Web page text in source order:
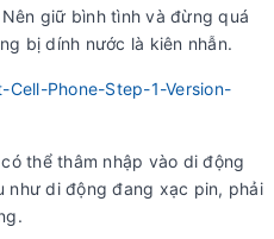
giữ bình tình và đừng quá
bị dính nước là kiên nhẫn.
thể thâm nhập vào di động
như di động đang xạc pin, phải